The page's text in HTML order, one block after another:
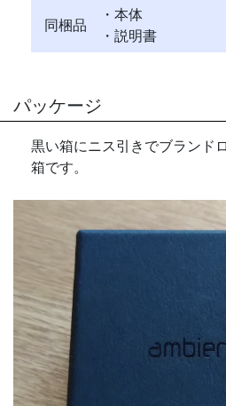
同梱品
・本体
・説明書
パッケージ
黒い箱にニス引きでブランド
箱です。